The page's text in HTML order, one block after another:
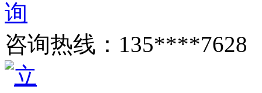
咨询热线： 135****7628